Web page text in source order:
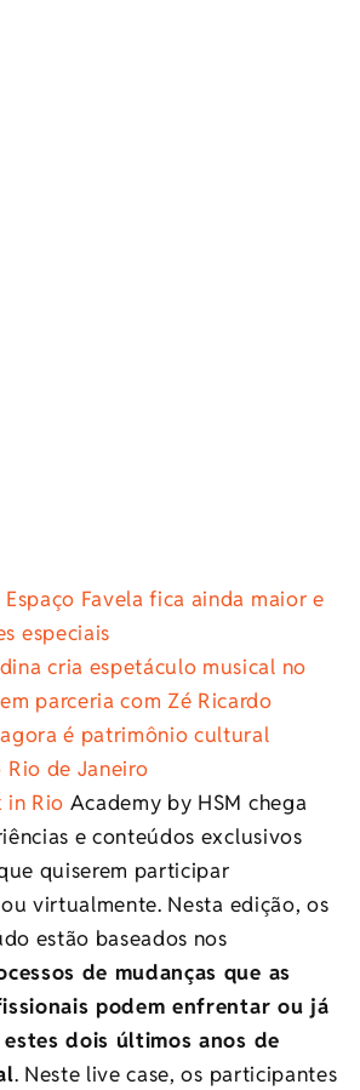
Espaço Favela fica ainda maior e
especiais
cria espetáculo musical no
parceria com Zé Ricardo
é patrimônio cultural
de Janeiro
in Rio Academy by HSM chega
e conteúdos exclusivos
quiserem participar
virtualmente. Nesta edição, os
estão baseados nos
de mudanças que as
podem enfrentar ou já
dois últimos anos de
. Neste live case, os participantes